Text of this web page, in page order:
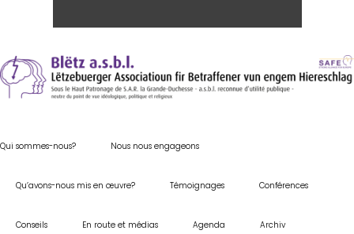
Qui sommes-nous? Nous nous engageons
Qu’avons-nous mis en œuvre? Témoignages Conférences
Conseils En route et médias Agenda Archiv